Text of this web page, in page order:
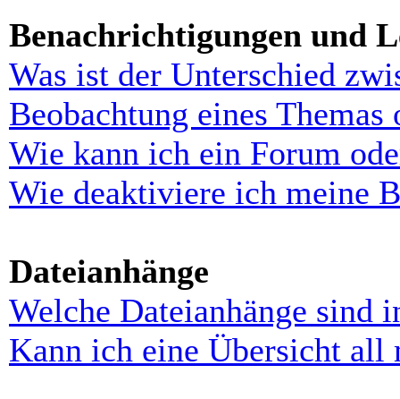
Benachrichtigungen und
Was ist der Unterschied
Beobachtung eines Themas
Wie kann ich ein Forum
Wie deaktiviere ich meine
Dateianhänge
Welche Dateianhänge sind
Kann ich eine Übersicht all